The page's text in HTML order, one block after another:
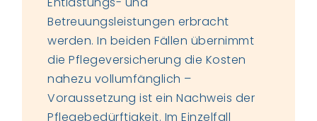
Betreuungsleistungen erbracht
werden. In beiden Fällen übernimmt
die Pflegeversicherung die Kosten
nahezu vollumfänglich –
Voraussetzung ist ein Nachweis der
Pflegebedürftigkeit. Im Einzelfall